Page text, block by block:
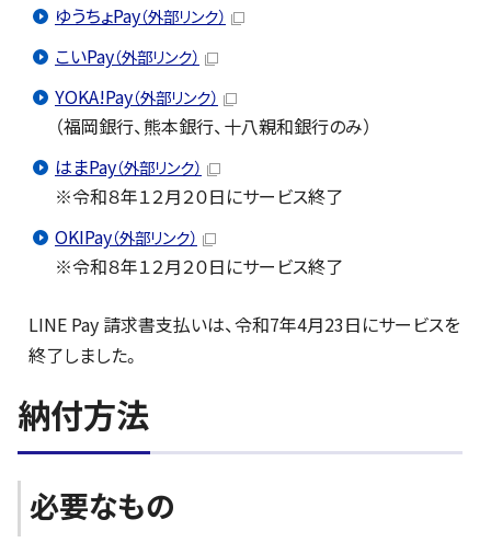
ゆうちょPay（外部リンク）
こいPay（外部リンク）
YOKA!Pay（外部リンク）
（福岡銀行、熊本銀行、十八親和銀行のみ）
はまPay（外部リンク）
※令和８年１２月２０日にサービス終了
OKIPay（外部リンク）
※令和８年１２月２０日にサービス終了
LINE Pay 請求書支払いは、令和7年4月23日にサービスを
終了しました。
納付方法
必要なもの